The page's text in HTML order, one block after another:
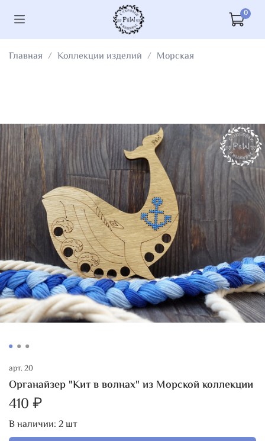
0
Главная Коллекции изделий Морская
арт.20
Органайзер "Кит в волнах" из Морской коллекции
410 ₽
В наличии: 2шт